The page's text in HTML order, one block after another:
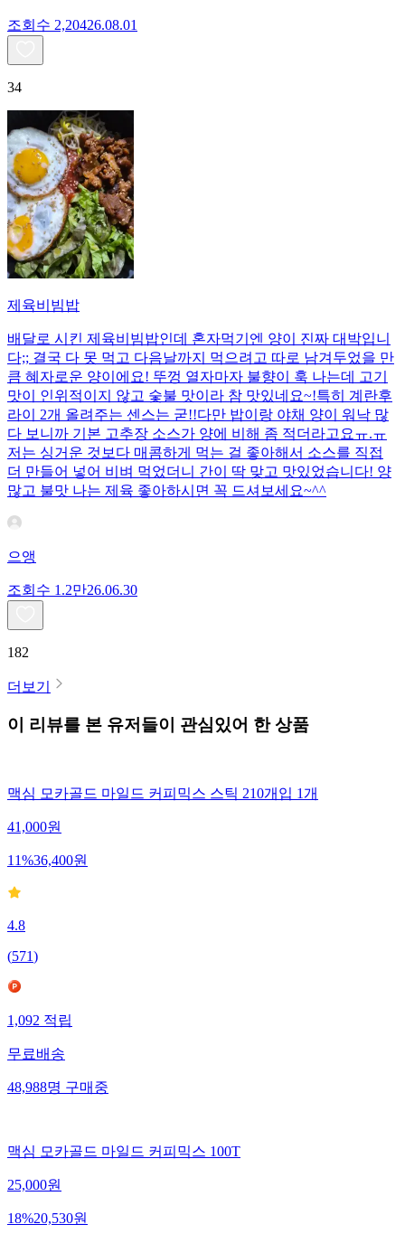
조회수 2,20426.08.01
34
제육비빔밥
배달로 시킨 제육비빔밥인데 혼자먹기엔 양이 진짜 대박입니
다;; 결국 다 못 먹고 다음날까지 먹으려고 따로 남겨두었을 만
큼 혜자로운 양이에요! 뚜껑 열자마자 불향이 훅 나는데 고기
맛이 인위적이지 않고 숯불 맛이라 참 맛있네요~!특히 계란후
라이 2개 올려주는 센스는 굳!! ​다만 밥이랑 야채 양이 워낙 많
다 보니까 기본 고추장 소스가 양에 비해 좀 적더라고요ㅠ.ㅠ
저는 싱거운 것보다 매콤하게 먹는 걸 좋아해서 소스를 직접
더 만들어 넣어 비벼 먹었더니 간이 딱 맞고 맛있었습니다! 양
많고 불맛 나는 제육 좋아하시면 꼭 드셔보세요~^^
으앵
조회수 1.2만26.06.30
182
더보기
이 리뷰를 본 유저들이 관심있어 한 상품
맥심 모카골드 마일드 커피믹스 스틱 210개입 1개
41,000원
11%36,400원
4.8
(571)
1,092 적립
무료배송
48,988명 구매중
맥심 모카골드 마일드 커피믹스 100T
25,000원
18%20,530원